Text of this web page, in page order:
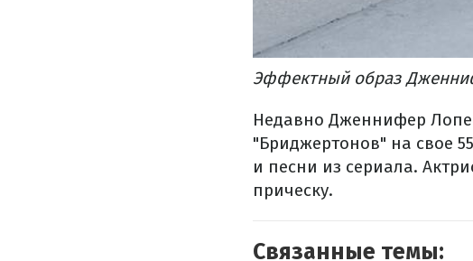
Эффектный образ
Недавно Дженнифер
"Бриджертонов" на свое
и песни из сериала.
прическу.
Связанные темы: